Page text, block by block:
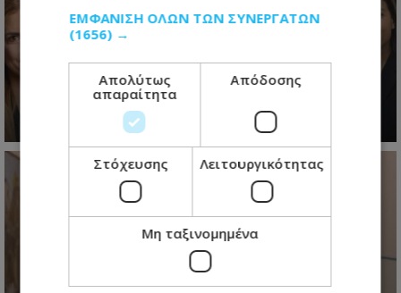
Ο τελευταίος ανασχηματισμός πριν
το 2028: Τα νέα πρόσωπα, οι
πολιτικές ισορροπίες και τα
μηνύματα Χριστοδουλίδη - Βίντεο
05.08.2026 - 20:40
ΕΜΦΆΝΙΣΗ ΌΛΩΝ ΤΩΝ ΣΥΝΕΡΓΑΤΏΝ
(1656) →
Απολύτως
απαραίτητα
Απόδοσης
Στόχευσης Λειτουργικότητας
Μη ταξινομημένα